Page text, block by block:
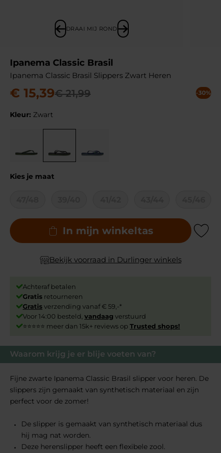
DRAAI MIJ ROND
Waarom krijg je er blije voeten van?
Fijne zwarte Ipanema Classic Brasil slipper voor heren. De
slippers zijn gemaakt van synthetisch materiaal en zijn
perfect voor de zomer!
De slipper is gemaakt van synthetisch materiaal dus
hij mag nat worden.
Deze herenslipper heeft een flexibele zool.
Ipanema Classic Brasil
Ipanema Classic Brasil Slippers Zwart Heren
€ 15,39€ 21,99 -30%
Kleur: Zwart
Kies je maat
In mijn winkeltas Add to
Bekijk voorraad in Durlinger winkels
Achteraf betalen
Gratis retourneren
Gratisverzending vanaf € 59,-*
Voor 14:00 besteld, vandaag verstuurd
⭐⭐⭐⭐⭐ meer dan 15k+ reviews op Trusted shops!